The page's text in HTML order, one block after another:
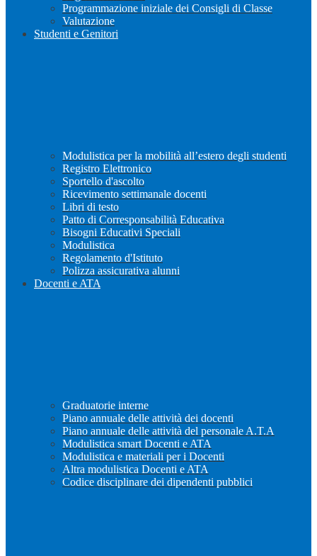
Programmazione iniziale dei Consigli di Classe
Valutazione
Studenti e Genitori
Modulistica per la mobilità all’estero degli studenti
Registro Elettronico
Sportello d'ascolto
Ricevimento settimanale docenti
Libri di testo
Patto di Corresponsabilità Educativa
Bisogni Educativi Speciali
Modulistica
Regolamento d'Istituto
Polizza assicurativa alunni
Docenti e ATA
Graduatorie interne
Piano annuale delle attività dei docenti
Piano annuale delle attività del personale A.T.A
Modulistica smart Docenti e ATA
Modulistica e materiali per i Docenti
Altra modulistica Docenti e ATA
Codice disciplinare dei dipendenti pubblici